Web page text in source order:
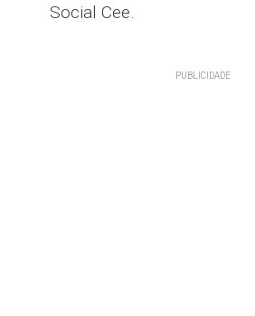
Social Cee.